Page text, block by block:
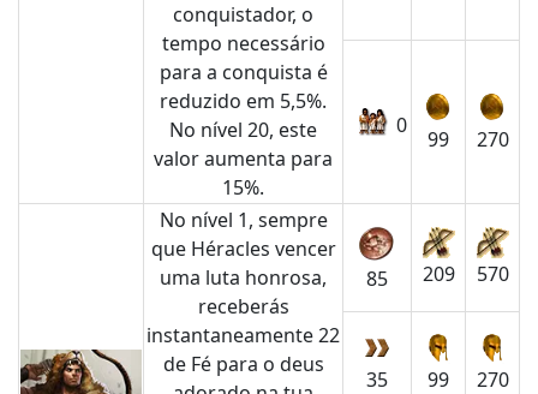
conquistador, o
tempo necessário
para a conquista é
reduzido em 5,5%.
No nível 20, este
valor aumenta para
15%.
0
99 270
No nível 1, sempre
que Héracles vencer
uma luta honrosa,
receberás
instantaneamente 22
de Fé para o deus
85 209 570
35 99 270